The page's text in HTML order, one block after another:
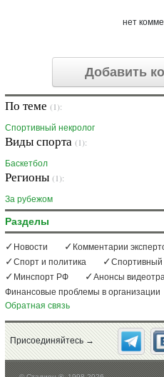
нет
Добавить
По теме (1):
Спортивный некролог
Виды спорта (1):
Баскетбол
Регионы (1):
За рубежом
Разделы
Новости Комментарии
Спорт и политика
Спортивный
Минспорт РФ
Анонсы
Финансовые проблемы в организации
Обратная связь
Присоединяйтесь →